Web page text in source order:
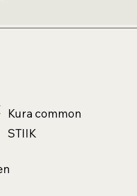
Kura common
STIIK